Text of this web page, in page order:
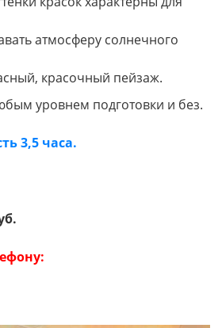
атмосферу солнечного
красочный пейзаж.
уровнем подготовки и без.
3,5 часа.